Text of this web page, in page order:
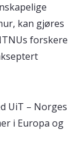
kan gjøres
forskere
UiT – Norges
i Europa og